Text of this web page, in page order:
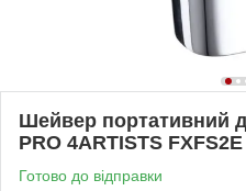
Шейвер портативний
PRO 4ARTISTS FXFS2E
Готово до відправки